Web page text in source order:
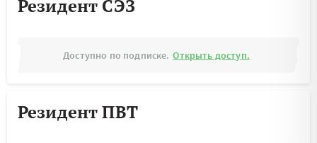
Резидент СЭЗ
Доступно по подписке. Открыть доступ.
Резидент ПВТ